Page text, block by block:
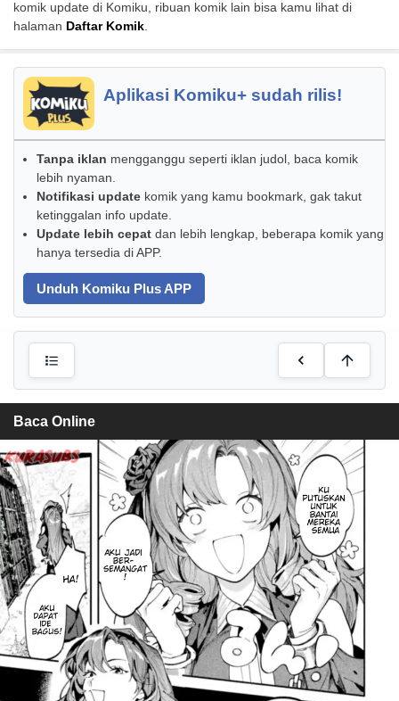
komik update di Komiku, ribuan komik lain bisa kamu lihat di
halaman Daftar Komik.
Aplikasi Komiku+ sudah rilis!
Tanpa iklan mengganggu seperti iklan judol, baca komik
lebih nyaman.
Notifikasi update komik yang kamu bookmark, gak takut
ketinggalan info update.
Update lebih cepat dan lebih lengkap, beberapa komik yang
hanya tersedia di APP.
Unduh Komiku Plus APP
Baca Online